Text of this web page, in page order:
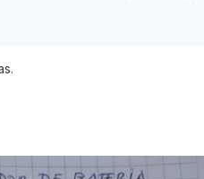
cuyo valor es un 30% mas
queden solucionadas... No
ellos, será muy bienvenida y